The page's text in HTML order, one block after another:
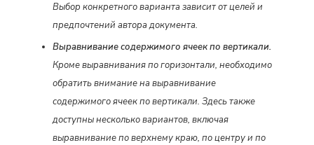
Выбор конкретного варианта зависит от целей и
предпочтений автора документа.
Выравнивание содержимого ячеек по вертикали.
Кроме выравнивания по горизонтали, необходимо
обратить внимание на выравнивание
содержимого ячеек по вертикали. Здесь также
доступны несколько вариантов, включая
выравнивание по верхнему краю, по центру и по